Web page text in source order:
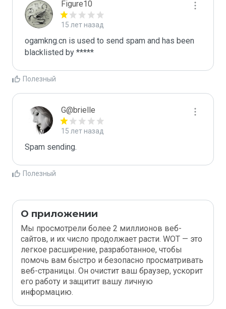
Figure10
15 лет назад
ogamkng.cn is used to send spam and has been
blacklisted by *****
Полезный
G@brielle
15 лет назад
Spam sending.
Полезный
О приложении
Мы просмотрели более 2 миллионов веб-
сайтов, и их число продолжает расти. WOT — это
легкое расширение, разработанное, чтобы
помочь вам быстро и безопасно просматривать
веб-страницы. Он очистит ваш браузер, ускорит
его работу и защитит вашу личную
информацию.